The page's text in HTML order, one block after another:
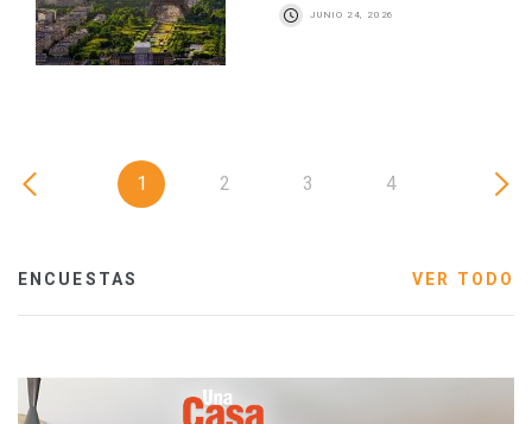
JUNIO 24, 2026
1 2 3 4
ENCUESTAS VER TODO